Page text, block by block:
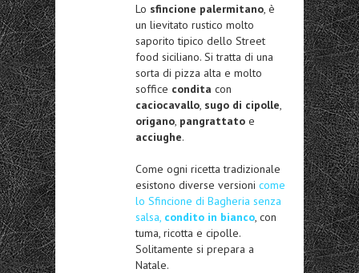
Lo sfincione palermitano, è
un lievitato rustico molto
saporito tipico dello Street
food siciliano. Si tratta di una
sorta di pizza alta e molto
soffice condita con
caciocavallo, sugo di cipolle,
origano, pangrattato e
acciughe.
Come ogni ricetta tradizionale
esistono diverse versioni come
lo Sfincione di Bagheria senza
salsa, condito in bianco, con
tuma, ricotta e cipolle.
Solitamente si prepara a
Natale.